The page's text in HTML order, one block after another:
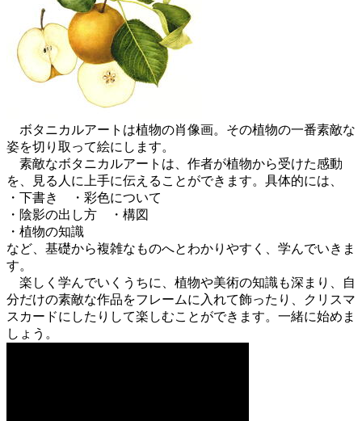
ボタニカルアートは植物の肖像画。その植物の一番素敵な
姿を切り取って絵にします。
素敵なボタニカルアートは、作者が植物から受けた感動
を、見る人に上手に伝えることができます。具体的には、
・下書き ・彩色について
・陰影の出し方 ・構図
・植物の知識
など、基礎から複雑なものへとわかりやすく、学んでいきま
す。
楽しく学んでいくうちに、植物や美術の知識も深まり、自
分だけの素敵な作品をフレームに入れて飾ったり、クリスマ
スカードにしたりして楽しむことができます。一緒に始めま
しょう。